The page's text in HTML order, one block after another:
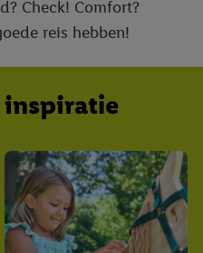
Check! Comfort?
reis hebben!
inspiratie